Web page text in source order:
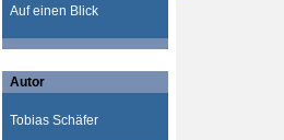
Auf einen Blick
Autor
Tobias Schäfer